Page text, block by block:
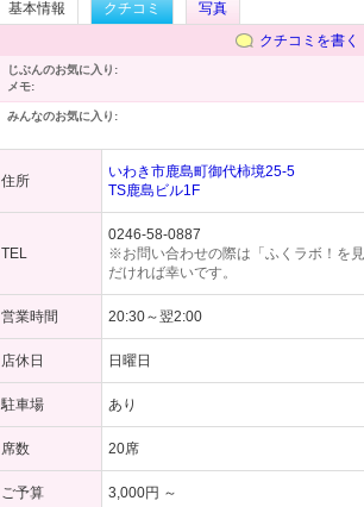
基本情報 クチコミ
写真
クチコミを書く
じぶんのお気に入り:
メモ:
みんなのお気に入り:
住所
いわき市鹿島町御代柿境25-5
TS鹿島ビル1F
TEL
0246-58-0887
※お問い合わせの際は「ふくラボ！を
だければ幸いです。
営業時間 20:30～翌2:00
店休日 日曜日
駐車場 あり
席数 20席
ご予算 3,000円 ～